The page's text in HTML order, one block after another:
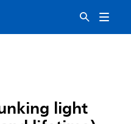
light